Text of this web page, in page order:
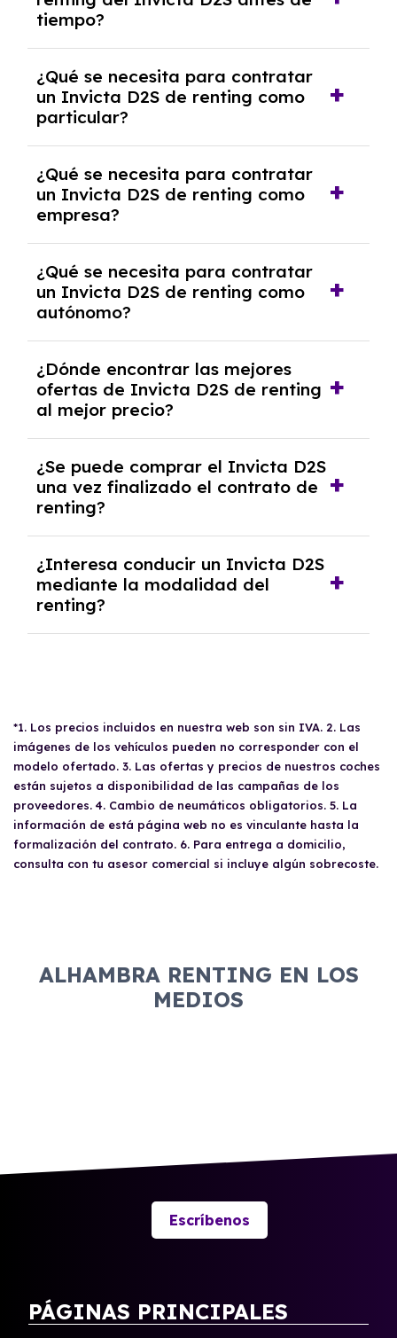
salvo en casos que lo exija el proveedor
debido al resultado del estudio de viabilidad
económica.
tiempo?
pero puede haber penalizaciones por
cancelación anticipada. Es importante revisar
las condiciones del contrato y hablar con un
experto que te asesore.
¿Qué se necesita para contratar
un Invicta D2S de renting como
particular?
y, en algunos casos, una consulta de solvencia
crediticia y un pago inicial.
¿Qué se necesita para contratar
un Invicta D2S de renting como
empresa?
documentación financiera y, en algunos
casos, un informe de solvencia de la empresa
y un pago inicial.
¿Qué se necesita para contratar
un Invicta D2S de renting como
autónomo?
autónomos, justificante de ingresos y, en
algunos casos, un informe fiscal y un pago
inicial.
¿Dónde encontrar las mejores
ofertas de Invicta D2S de renting
al mejor precio?
mejores ofertas de vehículos de renting con
todos los gastos incluidos y sin pagar
entradas.
¿Se puede comprar el Invicta D2S
una vez finalizado el contrato de
renting?
renting se puede adquirir el coche. En este
caso tendrán que analizar los años, la
cantidad de kilómetros recorridos y el coste
del mercado actual.
¿Interesa conducir un Invicta D2S
mediante la modalidad del
renting?
*1. Los precios incluidos en nuestra web son sin IVA. 2. Las
imágenes de los vehículos pueden no corresponder con el
modelo ofertado. 3. Las ofertas y precios de nuestros coches
están sujetos a disponibilidad de las campañas de los
proveedores. 4. Cambio de neumáticos obligatorios. 5. La
información de está página web no es vinculante hasta la
formalización del contrato. 6. Para entrega a domicilio,
consulta con tu asesor comercial si incluye algún sobrecoste.
ALHAMBRA RENTING EN LOS
MEDIOS
Escríbenos
PÁGINAS PRINCIPALES